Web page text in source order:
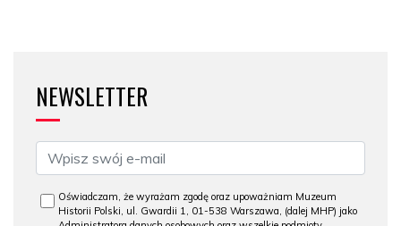
NEWSLETTER
Oświadczam, że wyrażam zgodę oraz upoważniam Muzeum
Historii Polski, ul. Gwardii 1, 01-538 Warszawa, (dalej MHP) jako